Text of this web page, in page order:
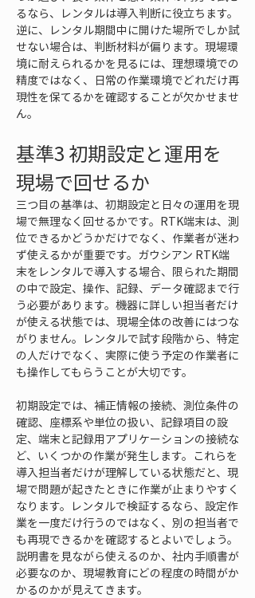
るなら、レンタルは導入判断に役立ちます。
逆に、レンタル期間中に開けた場所でしか試
せない場合は、判断材料が偏ります。現場環
境に耐えられるかを見るには、理想環境での
精度ではなく、日常の作業環境でどれだけ再
現性を保てるかを確認することが欠かせませ
ん。
基準3 初期設定と運用を
現場で回せるか
三つ目の基準は、初期設定と日々の運用を現
場で無理なく回せるかです。RTK端末は、測
位できるかどうかだけでなく、作業者が迷わ
ず使えるかが重要です。ガウシアン RTK端
末をレンタルで導入する場合、限られた期間
の中で設定、操作、記録、データ確認まで行
う必要があります。機器に詳しい担当者だけ
が使える状態では、現場全体の改善にはつな
がりません。レンタルで試す段階から、特定
の人だけでなく、実際に使う予定の作業者に
も操作してもらうことが大切です。
初期設定では、補正情報の接続、測位条件の
確認、座標系や単位の扱い、記録項目の設
定、端末と記録用アプリケーションの接続な
ど、いくつかの作業が発生します。これらを
導入担当者だけが理解している状態だと、現
場で問題が起きたときに作業が止まりやすく
なります。レンタルで検証するなら、設定作
業を一度だけ行うのではなく、別の担当者で
も再現できるかを確認するとよいでしょう。
説明書を見ながら使えるのか、社内手順書が
必要なのか、現場教育にどの程度の時間がか
かるのかが見えてきます。